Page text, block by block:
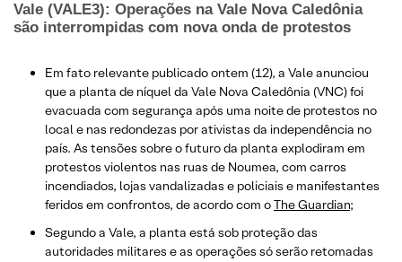
Vale (VALE3): Operações na Vale Nova Caledônia
são interrompidas com nova onda de protestos
Em fato relevante publicado ontem (12), a Vale anunciou
que a planta de níquel da Vale Nova Caledônia (VNC) foi
evacuada com segurança após uma noite de protestos no
local e nas redondezas por ativistas da independência no
país. As tensões sobre o futuro da planta explodiram em
protestos violentos nas ruas de Noumea, com carros
incendiados, lojas vandalizadas e policiais e manifestantes
feridos em confrontos, de acordo com oThe Guardian;
Segundo a Vale, a planta está sob proteção das
autoridades militares e as operações só serão retomadas